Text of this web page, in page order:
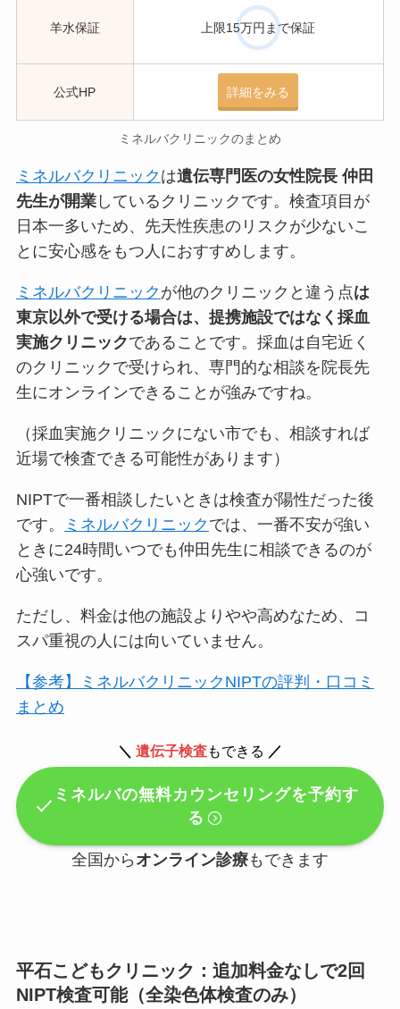
羊水保証 上限15万円まで保証
公式HP 詳細をみる
ミネルバクリニックのまとめ
ミネルバクリニック は遺伝専門医の女性院長 仲田
先生が開業しているクリニックです。検査項目が
日本一多いため、先天性疾患のリスクが少ないこ
とに安心感をもつ人におすすめします。
ミネルバクリニック が他のクリニックと違う点は
東京以外で受ける場合は、提携施設ではなく採血
実施クリニックであることです。 採血は自宅近く
のクリニックで受けられ、専門的な相談を院長先
生にオンラインできる ことが強みですね。
（採血実施クリニックにない市でも、相談すれば
近場で検査できる可能性があります）
NIPTで一番相談したいときは検査が陽性だった後
です。
ミネルバクリニック では、 一番不安が強い
ときに24時間いつでも仲田先生に相談できるのが
心強いです。
ただし、 料金は他の施設よりやや高めなため、コ
スパ重視の人には向いていません。
【参考】ミネルバクリニックNIPTの評判・口コミ
まとめ
＼ 遺伝子検査もできる ／
ミネルバの無料カウンセリングを予約す
る
全国から オンライン診療もできます
平石こどもクリニック：追加料金なしで2回
NIPT検査可能（全染色体検査のみ）